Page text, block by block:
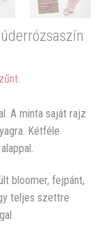
A minta saját rajz
Kétféle
bloomer, fejpánt,
teljes szettre